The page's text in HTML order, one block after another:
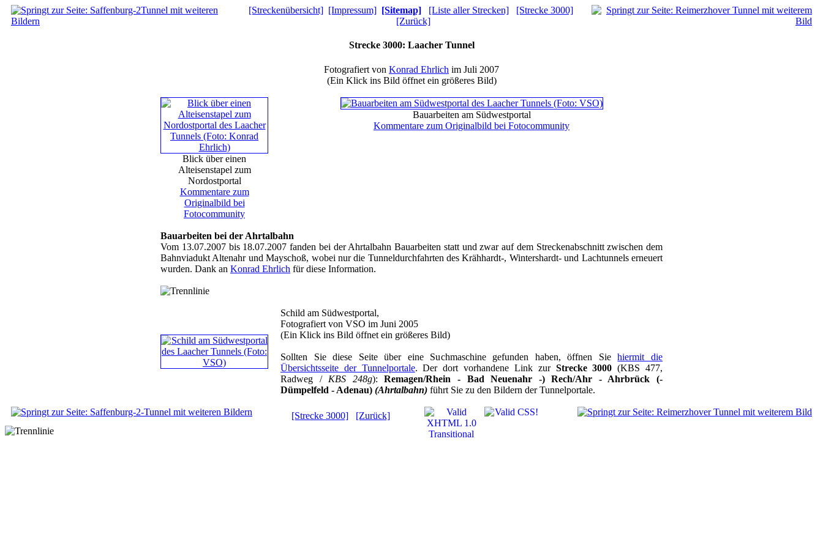
[Streckenübersicht] [Impressum] [Sitemap] [Liste aller Strecken]
[Strecke 3000]
[Zurück]
Strecke 3000: Laacher Tunnel
Fotografiert von Konrad Ehrlich im Juli 2007
(Ein Klick ins Bild öffnet ein größeres Bild)
Blick über einen
Alteisenstapel zum
Nordostportal
Kommentare zum
Originalbild bei
Fotocommunity
Bauarbeiten am Südwestportal
Kommentare zum Originalbild bei Fotocommunity
Bauarbeiten bei der Ahrtalbahn
Vom 13.07.2007 bis 18.07.2007 fanden bei der Ahrtalbahn Bauarbeiten statt und zwar auf dem Streckenabschnitt zwischen dem
Bahnviadukt Altenahr und Mayschoß, wobei nur die Tunneldurchfahrten des Krähhardt-, Wintershardt- und Lachtunnels erneuert
wurden. Dank an Konrad Ehrlich für diese Information.
Schild am Südwestportal,
Fotografiert von VSO im Juni 2005
(Ein Klick ins Bild öffnet ein größeres Bild)
Sollten Sie diese Seite über eine Suchmaschine gefunden haben, öffnen Siehiermit die
Übersichtsseite der Tunnelportale. Der dort vorhandene Link zur Strecke 3000 (KBS 477,
Radweg / KBS 248g):Remagen/Rhein - Bad Neuenahr -) Rech/Ahr - Ahrbrück (-
Dümpelfeld - Adenau) (Ahrtalbahn) führt Sie zu den Bildern der Tunnelportale.
[Strecke 3000] [Zurück]